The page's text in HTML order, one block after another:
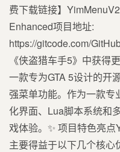
费下载链接】
Enhanced项目地址:
https://gitcode.com/
《侠盗猎车手5》中获得
一款专为GTA 5设计的开
强菜单功能。作为一款专
化界面、Lua脚本系统和
戏体验。✨ 项目特色亮
主要得益于以下几个核心